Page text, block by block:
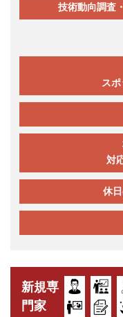
技術動向調査
ス
対
休
新規専
門家